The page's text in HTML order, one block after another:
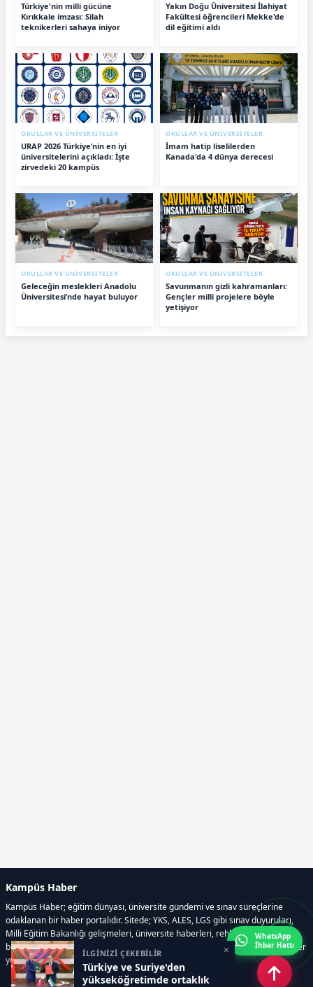
Türkiye'nin milli gücüne
Kırıkkale imzası: Silah
teknikerleri sahaya iniyor
Yakın Doğu Üniversitesi İlahiyat
Fakültesi öğrencileri Mekke'de
dil eğitimi aldı
OKULLAR VE ÜNİVERSİTELER
URAP 2026 Türkiye’nin en iyi
üniversitelerini açıkladı: İşte
zirvedeki 20 kampüs
OKULLAR VE ÜNİVERSİTELER
İmam hatip liselilerden
Kanada'da 4 dünya derecesi
OKULLAR VE ÜNİVERSİTELER
Geleceğin meslekleri Anadolu
Üniversitesi’nde hayat buluyor
OKULLAR VE ÜNİVERSİTELER
Savunmanın gizli kahramanları:
Gençler milli projelere böyle
yetişiyor
İLGİNİZİ ÇEKEBİLİR
Türkiye ve Suriye'den
yükseköğretimde ortaklık
×
Kampüs Haber
Kampüs Haber; eğitim dünyası, üniversite gündemi ve sınav süreçlerine
odaklanan bir haber portalıdır. Sitede; YKS, ALES, LGS gibi sınav duyuruları,
Milli Eğitim Bakanlığı gelişmeleri, üniversite haberleri, rehberlik içerikleri,
bilim ve teknoloji alanındaki yenilikler ile öğrenci yaşamına dair güncel bilgiler
yer alır.
WhatsApp
İhbar Hattı